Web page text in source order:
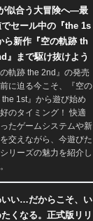
似合う大冒険へ―最
セール中の『the 1s
ら新作『空の軌跡 th
』まで駆け抜けよう
の軌跡 the 2nd』の発売
に迫る今こそ、『空の
the 1st』から遊び始め
のタイミング！ 快適
たゲームシステムや新
交えながら、今遊びた
リーズの魅力を紹介し
いい…だからこそ、い
たくなる。正式版リリ